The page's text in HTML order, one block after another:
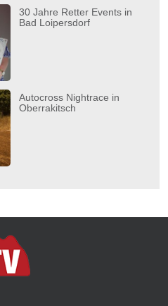
30 Jahre Retter Events in
Bad Loipersdorf
Autocross Nightrace in
Oberrakitsch